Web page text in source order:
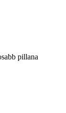
pillana